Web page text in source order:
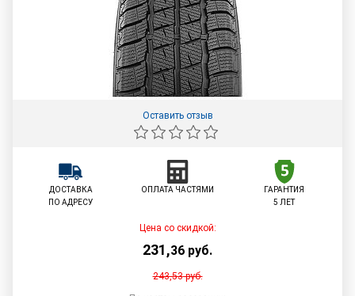
Оставить отзыв
ДОСТАВКА
ПО АДРЕСУ
ОПЛАТА ЧАСТЯМИ
ГАРАНТИЯ
5 ЛЕТ
Цена со скидкой:
231,36 руб.
243,53руб.